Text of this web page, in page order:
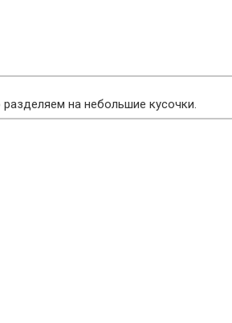
разделяем на небольшие кусочки.